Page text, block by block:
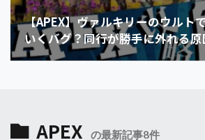
【APEX】ヴァルキリーのウルト
いくバグ？同行が勝手に外れる
APEX の最新記事8件